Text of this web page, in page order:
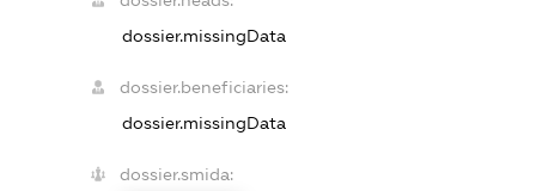
dossier.missingData
dossier.beneficiaries:
dossier.missingData
dossier.smida: